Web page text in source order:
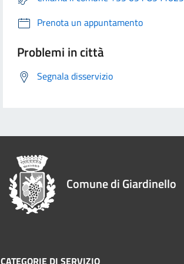
Prenota un appuntamento
Problemi in città
Segnala disservizio
Comune di Giardinello
CATEGORIE DI SERVIZIO